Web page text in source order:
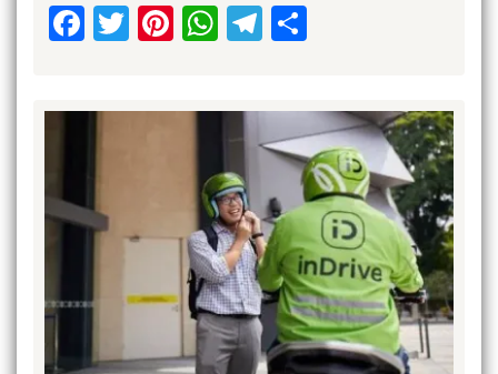
Facebook
Twitter
Pinterest
WhatsApp
Telegram